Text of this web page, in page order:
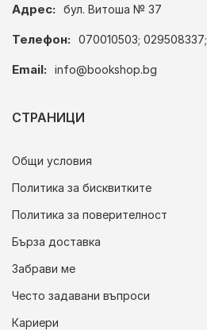
Адрес: бул. Витоша № 37
Телефон: 070010503; 029508337;
Email: info@bookshop.bg
СТРАНИЦИ
Общи условия
Политика за бисквитките
Политика за поверителност
Бърза доставка
Забрави ме
Често задавани въпроси
Кариери